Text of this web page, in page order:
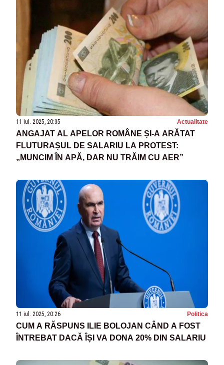
11 iul. 2025, 20:35 Actualitate
ANGAJAT AL APELOR ROMÂNE ȘI-A ARĂTAT
FLUTURAȘUL DE SALARIU LA PROTEST:
„MUNCIM ÎN APĂ, DAR NU TRĂIM CU AER”
11 iul. 2025, 20:26 Politica
CUM A RĂSPUNS ILIE BOLOJAN CÂND A FOST
ÎNTREBAT DACĂ ÎȘI VA DONA 20% DIN SALARIU